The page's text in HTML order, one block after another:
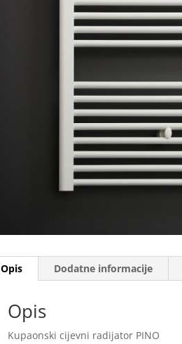
Opis Dodatne informacije
Opis
Kupaonski cijevni radijator PINO